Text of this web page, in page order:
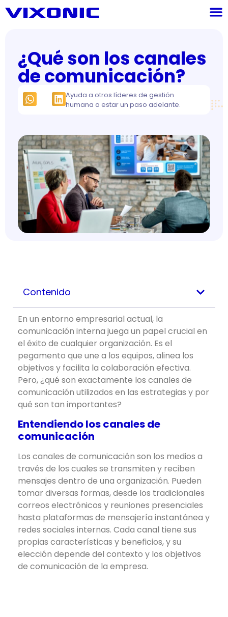
¿Qué son los canales
de comunicación?
Ayuda a otros líderes de gestión
humana a estar un paso adelante.
Contenido
En un entorno empresarial actual, la
comunicación interna juega un papel crucial en
el éxito de cualquier organización. Es el
pegamento que une a los equipos, alinea los
objetivos y facilita la colaboración efectiva.
Pero, ¿qué son exactamente los canales de
comunicación utilizados en las estrategias y por
qué son tan importantes?
Entendiendo los canales de
comunicación
Los canales de comunicación son los medios a
través de los cuales se transmiten y reciben
mensajes dentro de una organización. Pueden
tomar diversas formas, desde los tradicionales
correos electrónicos y reuniones presenciales
hasta plataformas de mensajería instantánea y
redes sociales internas. Cada canal tiene sus
propias características y beneficios, y su
elección depende del contexto y los objetivos
de comunicación de la empresa.